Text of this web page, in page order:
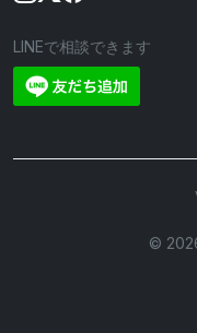
LINEで相談できます
©︎